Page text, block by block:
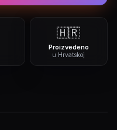
🇭🇷
Proizvedeno
u Hrvatskoj